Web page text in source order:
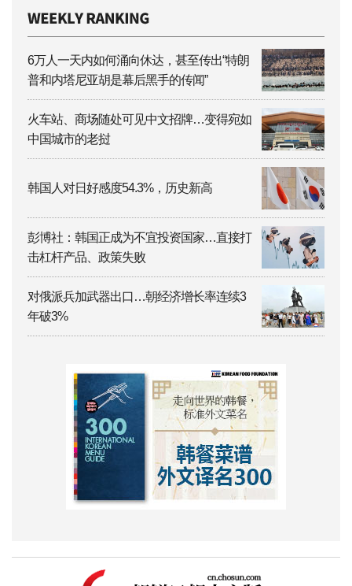
6万人一天内如何涌向休达，甚至传出“特朗
普和内塔尼亚胡是幕后黑手的传闻”
火车站、商场随处可见中文招牌…变得宛如
中国城市的老挝
韩国人对日好感度54.3%，历史新高
彭博社：韩国正成为不宜投资国家…直接打
击杠杆产品、政策失败
对俄派兵加武器出口…朝经济增长率连续3
年破3%